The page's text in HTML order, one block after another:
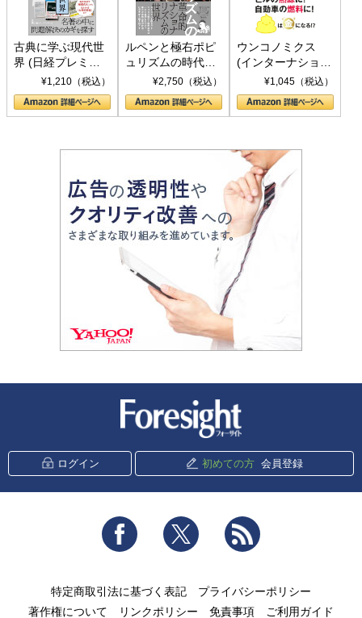
古典に学ぶ現代世
界 (日経プレミア
シリーズ)¥1,210（税込）
ルペンと極右ポピ
ュリズムの時代：
〈ヤヌス〉の二つ
の顔
¥2,750（税込）
ウンコノミクス
(インターナショナ
ル新書)¥1,045（税込）
ログイン 初めての方 会員登録
Facebook Twitter
特定商取引法に基づく表記
プライバシーポリシー
著作権について
リンクポリシー 免責事項 ご利用ガイド